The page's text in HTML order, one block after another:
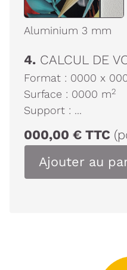
Aluminium 3 mm
4. CALCUL DE
Format : 0000 x
Surface : 0000 m2
Support : ...
000,00 € TTC
Ajouter au